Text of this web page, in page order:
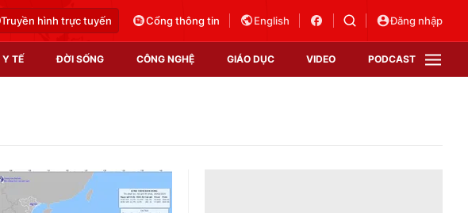
Truyền hình trực tuyến Cổng thông tin English Đăng nhập
Y TẾ ĐỜI SỐNG CÔNG NGHỆ GIÁO DỤC VIDEO PODCAST
Video
VTV Sức khoẻ